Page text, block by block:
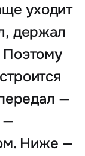
уходит
держал
Поэтому
—
—
Ниже —